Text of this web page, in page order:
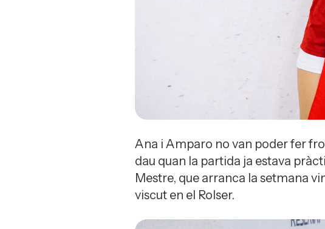
Ana i Amparo no van poder fer
dau quan la partida ja estava
Mestre, que arranca la setmana
viscut en el Rolser.